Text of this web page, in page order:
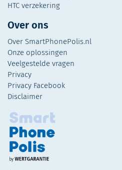
HTC verzekering
Over ons
Over SmartPhonePolis.nl
Onze oplossingen
Veelgestelde vragen
Privacy
Privacy Facebook
Disclaimer